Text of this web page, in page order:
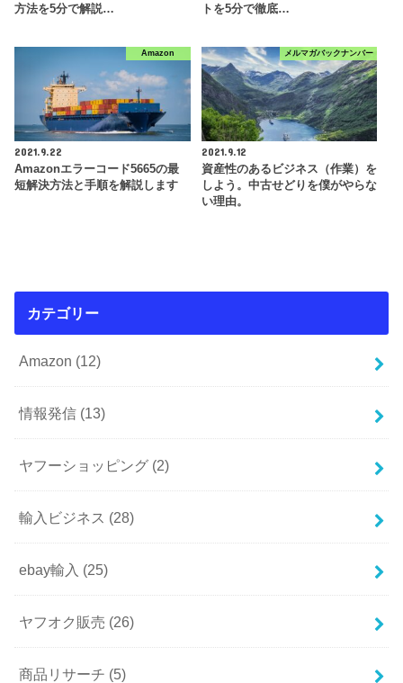
方法を5分で解説…
トを5分で徹底…
Amazon
2021.9.22
Amazonエラーコード5665の最
短解決方法と手順を解説します
メルマガバックナンバー
2021.9.12
資産性のあるビジネス（作業）を
しよう。中古せどりを僕がやらな
い理由。
カテゴリー
Amazon (12)
情報発信 (13)
ヤフーショッピング (2)
輸入ビジネス (28)
ebay輸入 (25)
ヤフオク販売 (26)
商品リサーチ (5)